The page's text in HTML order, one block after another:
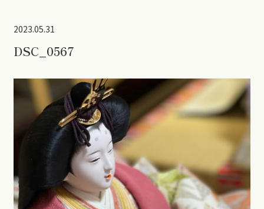
2023.05.31
DSC_0567